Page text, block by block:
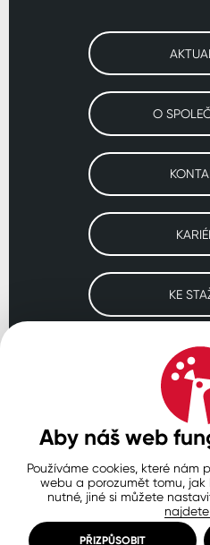
O
KE
Navštivte
SLOVENSKO
Ochrana osobních údajů
Nastavení
© Copyright
Created by
Aby náš web
Používáme cookies, které nám
webu a porozumět tomu, jak
nutné, jiné si můžete
najdete
PŘIZPŮSOBIT